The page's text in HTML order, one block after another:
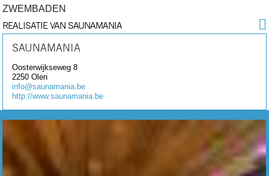
ZWEMBADEN
REALISATIE VAN SAUNAMANIA
SAUNAMANIA
Oosterwijkseweg 8
2250 Olen
info@saunamania.be
http://www.saunamania.be